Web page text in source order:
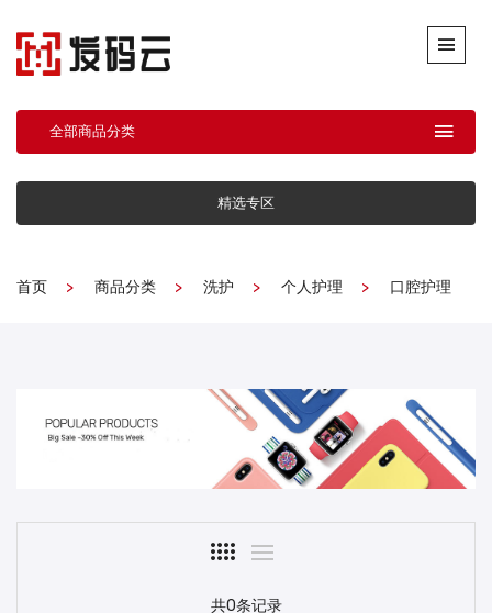
全部商品分类
精选专区
首页 商品分类 洗护 个人护理 口腔护理
共0条记录